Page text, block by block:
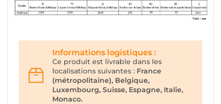
Informations logistiques :
Ce produit est livrable dans les
localisations suivantes : France
(métropolitaine), Belgique,
Luxembourg, Suisse, Espagne, Italie,
Monaco.